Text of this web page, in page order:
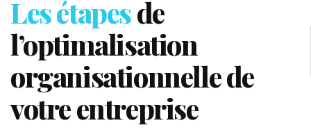
Les étapesde
l’optimalisation
organisationnelle de
votre entreprise